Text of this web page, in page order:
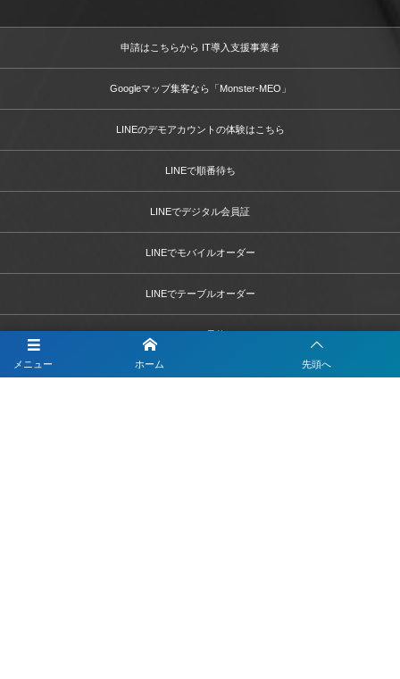
メニュー ホーム 先頭へ
申請はこちらから IT導入支援事業者
Googleマップ集客なら「Monster-MEO」
LINEのデモアカウントの体験はこちら
LINEで順番待ち
LINEでデジタル会員証
LINEでモバイルオーダー
LINEでテーブルオーダー
LINEで予約
LINEで簡単打刻